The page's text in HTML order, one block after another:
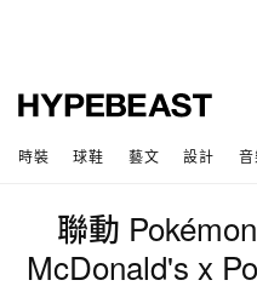
時裝 球鞋 藝文 設計
聯動
McDonald's x